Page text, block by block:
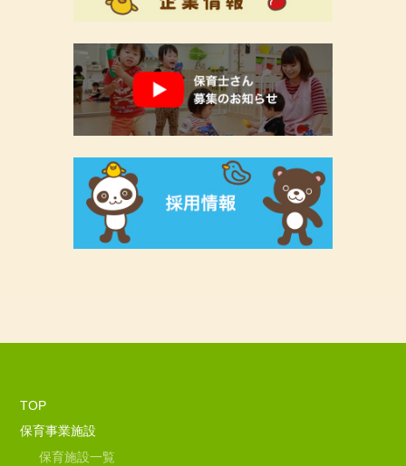
TOP
保育事業施設
保育施設一覧